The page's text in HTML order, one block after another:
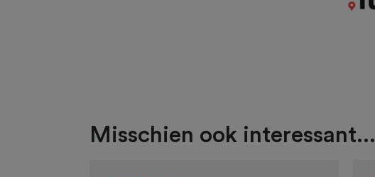
Misschien ook interessant...